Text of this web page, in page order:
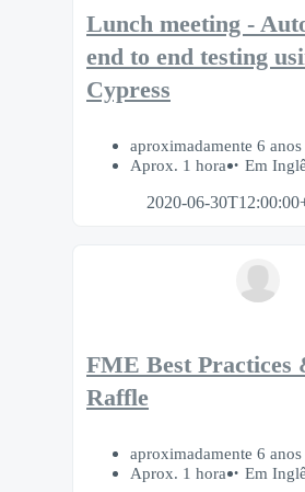
Lunch meeting -
end to end testing
Cypress
aproximadamente 6 anos
Aprox. 1 hora
Em
2020-06-
FME Best Practices
Raffle
aproximadamente 6 anos
Aprox. 1 hora
Em